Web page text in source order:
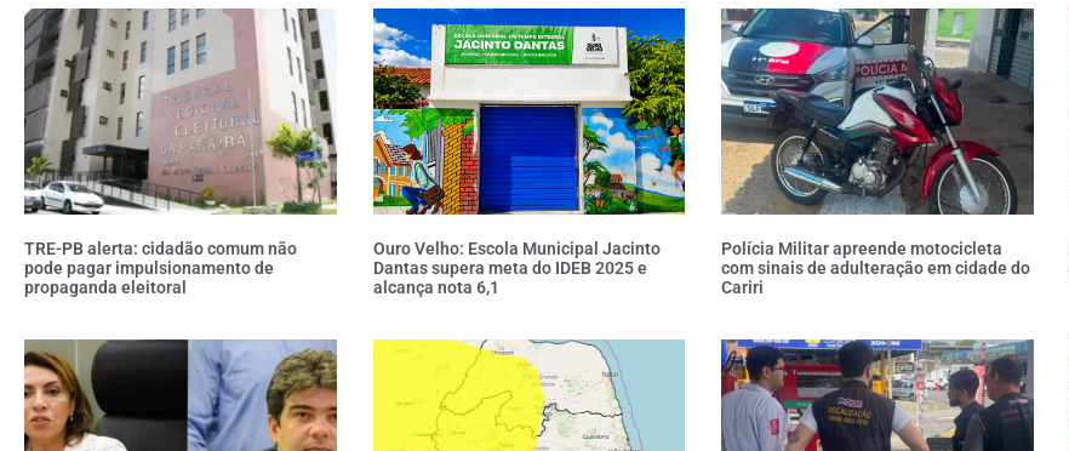
TRE-PB alerta: cidadão comum não
pode pagar impulsionamento de
propaganda eleitoral
Ouro Velho: Escola Municipal Jacinto
Dantas supera meta do IDEB 2025 e
alcança nota 6,1
Polícia Militar apreende motocicleta
com sinais de adulteração em cidade do
Cariri